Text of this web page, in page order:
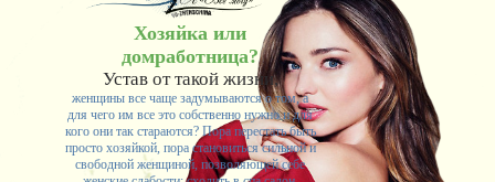
Хозяйка или
домработница?
Устав от такой жизни,
женщины все чаще задумываются о том, а
для чего им все это собственно нужно и для
кого они так стараются? Пора перестать быть
просто хозяйкой, пора становиться сильной и
свободной женщиной, позволяющей себе